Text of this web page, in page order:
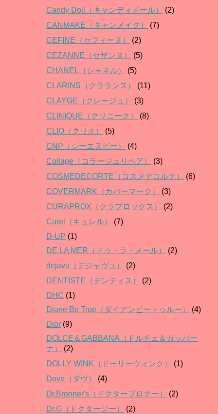
Candy Doll（キャンディドール）
(2)
CANMAKE（キャンメイク）
(7)
CEFINE（セフィーヌ）
(2)
CEZANNE（セザンヌ）
(5)
CHANEL（シャネル）
(5)
CLARINS（クラランス）
(11)
CLAYGE（クレージュ）
(3)
CLINIQUE（クリニーク）
(8)
CLIO（クリオ）
(5)
CNP（シーエヌピー）
(4)
Collage（コラージュリペア）
(3)
COSMEDECORTE（コスメデコルテ）
(6)
COVERMARK（カバーマーク）
(3)
CURAPROX（クラプロックス）
(2)
Curel（キュレル）
(7)
D-UP (1)
DE LA MER（ドゥ・ラ・メール）
(2)
dejavu（デジャヴュ）
(2)
DENTISTE（デンティス）
(2)
DHC (1)
Diane Be True（ダイアンビートゥルー）
(4)
Dior (9)
DOLCE＆GABBANA（ドルチェ＆ガッバー
ナ）
(2)
DOLLY WINK（ドーリーウィンク）
(1)
Dove（ダヴ）
(4)
Dr.Bronner's（ドクターブロナー）
(2)
Dr.G（ドクタージー）
(2)